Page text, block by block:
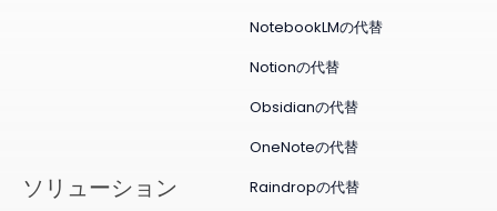
NotebookLMの代替
Notionの代替
Obsidianの代替
OneNoteの代替
Raindropの代替
ソリューション